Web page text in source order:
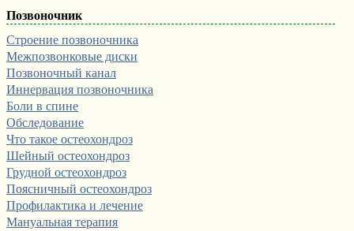
Позвоночник
Строение позвоночника
Межпозвонковые диски
Позвоночный канал
Иннервация позвоночника
Боли в спине
Обследование
Что такое остеохондроз
Шейный остеохондроз
Грудной остеохондроз
Поясничный остеохондроз
Профилактика и лечение
Мануальная терапия